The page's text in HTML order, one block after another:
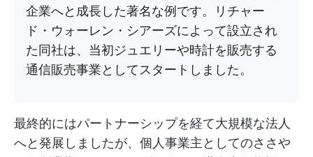
企業へと成長した著名な例です。リチャー
ド・ウォーレン・シアーズによって設立され
た同社は、当初ジュエリーや時計を販売する
通信販売事業としてスタートしました。
最終的にはパートナーシップを経て大規模な法人
へと発展しましたが、個人事業主としてのささや